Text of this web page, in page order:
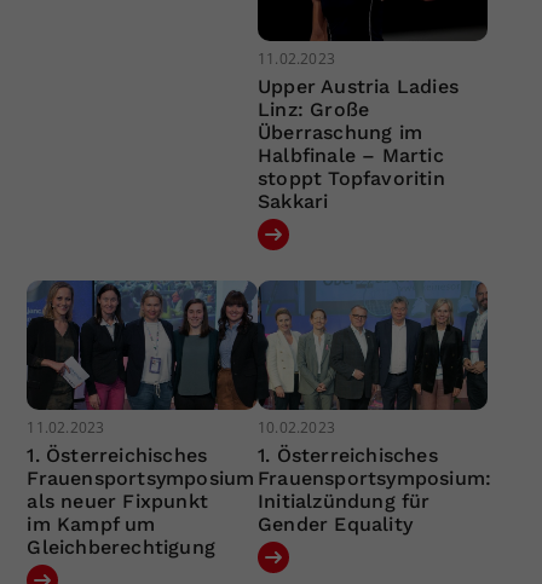
11.02.2023
Upper Austria Ladies
Linz: Große
Überraschung im
Halbfinale – Martic
stoppt Topfavoritin
Sakkari
11.02.2023
1. Österreichisches
Frauensportsymposium
als neuer Fixpunkt
im Kampf um
Gleichberechtigung
10.02.2023
1. Österreichisches
Frauensportsymposium:
Initialzündung für
Gender Equality